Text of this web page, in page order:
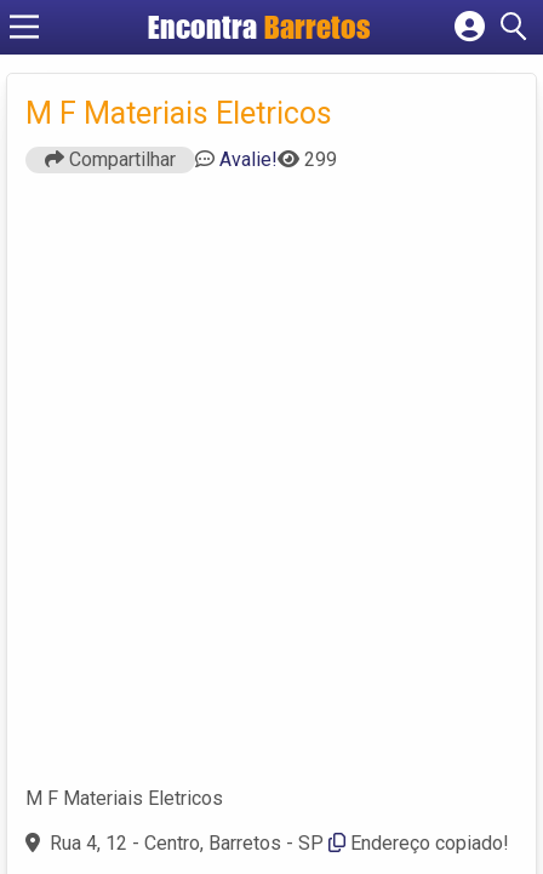
Encontra Barretos
Cadastrar empresa
Criar conta
M F Materiais Eletricos
Compartilhar Avalie! 299
M F Materiais Eletricos
Rua 4, 12 - Centro, Barretos - SP
Endereço copiado!